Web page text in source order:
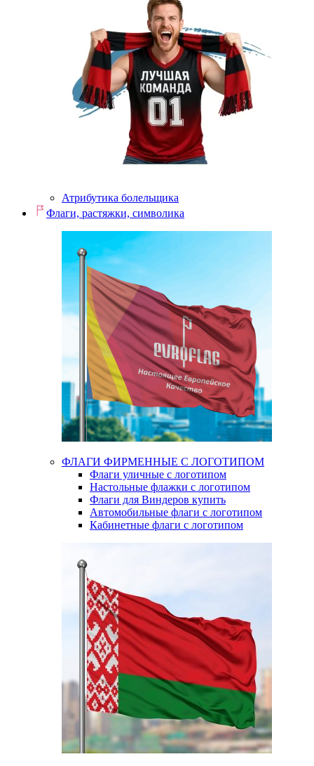
Атрибутика болельщика
Флаги, растяжки, символика
ФЛАГИ ФИРМЕННЫЕ С ЛОГОТИПОМ
Флаги уличные с логотипом
Настольные флажки с логотипом
Флаги для Виндеров купить
Автомобильные флаги с логотипом
Кабинетные флаги с логотипом